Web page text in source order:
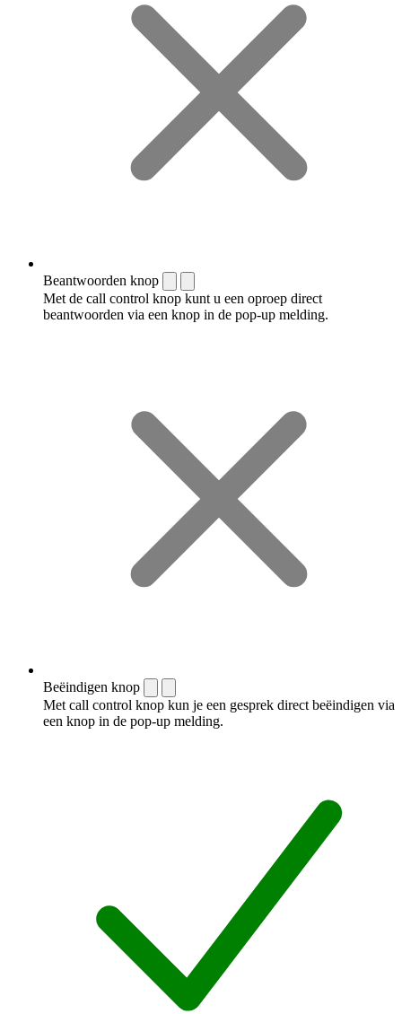
Beantwoorden knop
Met de call control knop kunt u een oproep direct
beantwoorden via een knop in de pop-up melding.
Beëindigen knop
Met call control knop kun je een gesprek direct beëindigen via
een knop in de pop-up melding.